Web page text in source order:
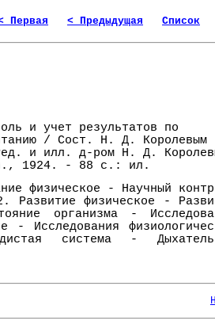
Первая < Предыдущая Список
и учет результатов по
/ Сост. Н. Д. Королевым
и илл. д-ром Н. Д.
1924. - 88 с.: ил.
физическое - Научный
Развитие физическое -
организма -
- Исследования
система -